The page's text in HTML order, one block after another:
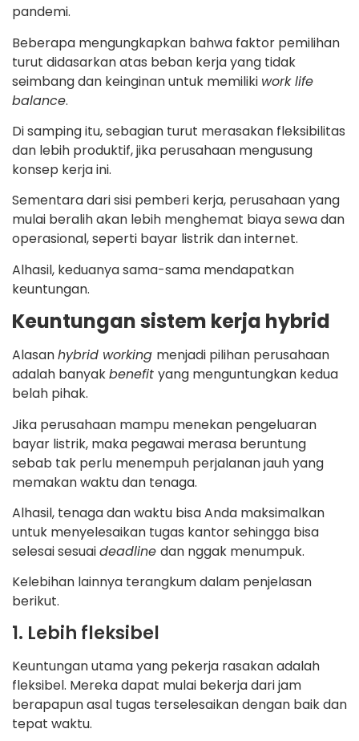
pandemi.
Beberapa mengungkapkan bahwa faktor pemilihan
turut didasarkan atas beban kerja yang tidak
seimbang dan keinginan untuk memiliki work life
balance.
Di samping itu, sebagian turut merasakan fleksibilitas
dan lebih produktif, jika perusahaan mengusung
konsep kerja ini.
Sementara dari sisi pemberi kerja, perusahaan yang
mulai beralih akan lebih menghemat biaya sewa dan
operasional, seperti bayar listrik dan internet.
Alhasil, keduanya sama-sama mendapatkan
keuntungan.
Keuntungan sistem kerja hybrid
Alasanhybrid working menjadi pilihan perusahaan
adalah banyakbenefit yang menguntungkan kedua
belah pihak.
Jika perusahaan mampu menekan pengeluaran
bayar listrik, maka pegawai merasa beruntung
sebab tak perlu menempuh perjalanan jauh yang
memakan waktu dan tenaga.
Alhasil, tenaga dan waktu bisa Anda maksimalkan
untuk menyelesaikan tugas kantor sehingga bisa
selesai sesuaideadline dan nggak menumpuk.
Kelebihan lainnya terangkum dalam penjelasan
berikut.
1. Lebih fleksibel
Keuntungan utama yang pekerja rasakan adalah
fleksibel. Mereka dapat mulai bekerja dari jam
berapapun asal tugas terselesaikan dengan baik dan
tepat waktu.